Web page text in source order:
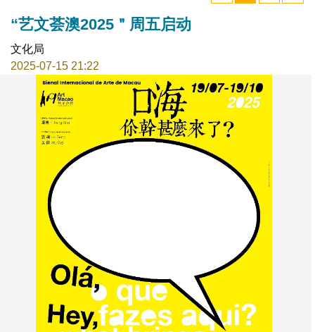
“艺文荟澳2025＂周五启动
文化局
2025-07-15 21:22